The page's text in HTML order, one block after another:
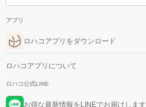
アプリ
ロハコアプリをダウンロード
ロハコアプリについて
ロハコ公式LINE
お得な最新情報をLINEでお届けします